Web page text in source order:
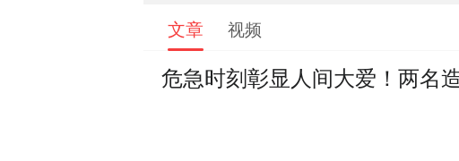
文章 视频
危急时刻彰显人间大爱！两名